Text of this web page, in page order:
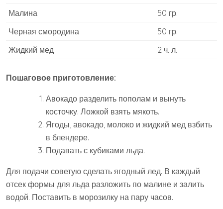
Малина
50 гр.
Черная смородина
50 гр.
Жидкий мед
2 ч. л.
Пошаговое приготовление:
Авокадо разделить пополам и вынуть
косточку. Ложкой взять мякоть.
Ягоды, авокадо, молоко и жидкий мед взбить
в блендере.
Подавать с кубиками льда.
Для подачи советую сделать ягодный лед. В каждый
отсек формы для льда разложить по малине и залить
водой. Поставить в морозилку на пару часов.